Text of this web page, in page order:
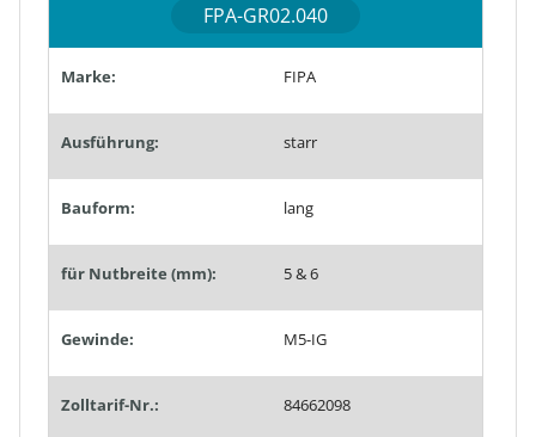
FPA-GR02.040
Marke: FIPA
Ausführung: starr
Bauform: lang
für Nutbreite (mm): 5 & 6
Gewinde: M5-IG
Zolltarif-Nr.: 84662098